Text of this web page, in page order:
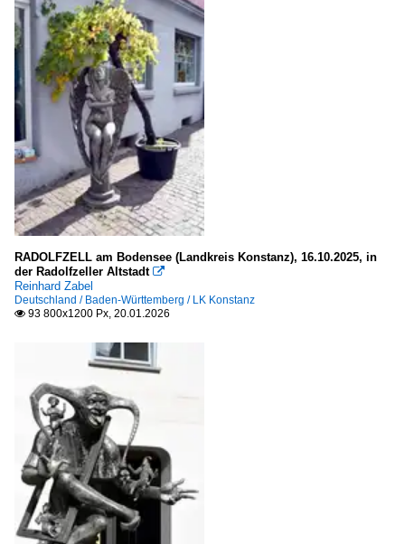
Praia
Ribeira Grande de Santiago
São Vicente
Mindelo
Dänemark
Region Mitteljütland (Midtjylland)
Aarhus Kommune
Region Seeland (Sjaelland)
Roskilde Kommune
Deutschland
Freiburg
Heidelberg
LK Bodenseekreis
LK Konstanz
Bayern
RADOLFZELL am Bodensee (Landkreis Konstanz), 16.10.2025, in
der Radolfzeller Altstadt 
Reinhard Zabel
Deutschland / Baden-Württemberg / LK Konstanz
 93 800x1200 Px, 20.01.2026